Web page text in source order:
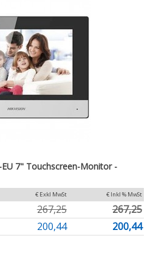
EU 7" Touchscreen-Monitor -
€ Exkl MwSt € Inkl % MwSt
267,25 267,25
200,44 200,44